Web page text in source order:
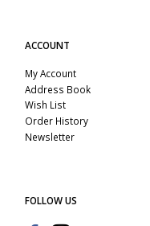
ACCOUNT
My Account
Address Book
Wish List
Order History
Newsletter
FOLLOW US